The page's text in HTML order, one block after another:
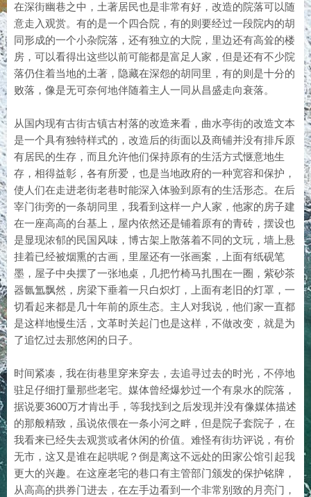
在深街幽巷之中，土著居民也是非常有好，改造的院落可以随
意走入观赏。有的是一个四合院，有的则要经过一段院内的胡
同形成的一个小杂院落，还有独立的大院，里边还有高耸的楼
房，可以看得出这些以前可能都是富足人家，但是还有不少院
落仍住着当地的土著，隐藏在深怨的胡同里，有的则是十分的
败落，像是无可奈何地伴随着主人一同从昌盛走向衰落。
从国内现有古街古镇古村落的改造来看，曲水亭街的改造文本
是一个具有独特样式的，改造后的街面以及商铺并没有排斥原
有居民的生存，而且允许他们保持原有的生活方式惬意地生
存，相得益彰，各有所爱，也是当地政府的一种宽容和保护，
使人们在走进老街老巷时能深入体验到原有的生活形态。在后
宰门街旁的一条胡同里，我看到这样一户人家，他家的房子建
在一座高高的台基上，屋内依然还是铺着原有的青砖，摆设也
是显现浓郁的民国风味，博古架上散落着不同的文玩，墙上悬
挂着已经被烟熏的古画，里屋还有一张画案，上面有纸砚笔
墨，屋子中央摆了一张地桌，几把竹椅马扎围在一圈，紫砂茶
器氤氲飘然，房梁下垂着一只白炽灯，上面有老旧的灯罩，一
切看起来都是几十年前的原生态。主人对我说，他们家一直都
是这样地慢生活，文革时关起门也是这样，不做改变，就是为
了追忆过去那悠闲的日子。
时间紧凑，我在街巷里穿来穿去，去追寻过去的时光，不停地
驻足仔细打量那些老宅。媒体曾经爆炒过一个有泉水的院落，
据说要3600万才肯出手，等我找到之后发现并没有像媒体描述
的那般精致，虽说依偎在一条小河之畔，但是院子套院子，在
我看来已经失去观赏或者休闲的价值。难怪有街坊评说，有价
无市，这又是谁在起哄呢？倒是离这不远处的田家公馆引起我
更大的兴趣。在这座老宅的巷口有主管部门颁发的保护铭牌，
从高高的拱券门进去，在左手边看到一个非常别致的月亮门，